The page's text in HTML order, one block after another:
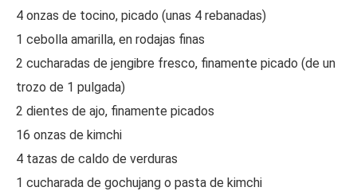
4 onzas de tocino, picado (unas 4 rebanadas)
1 cebolla amarilla, en rodajas finas
2 cucharadas de jengibre fresco, finamente picado (de un
trozo de 1 pulgada)
2 dientes de ajo, finamente picados
16 onzas de kimchi
4 tazas de caldo de verduras
1 cucharada de gochujang o pasta de kimchi